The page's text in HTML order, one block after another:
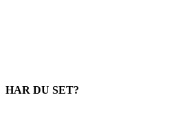
HAR DU SET?